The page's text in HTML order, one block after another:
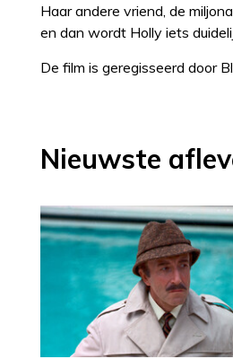
Haar andere vriend, de
en dan wordt Holly iets
De film is geregisseerd door
Nieuwste